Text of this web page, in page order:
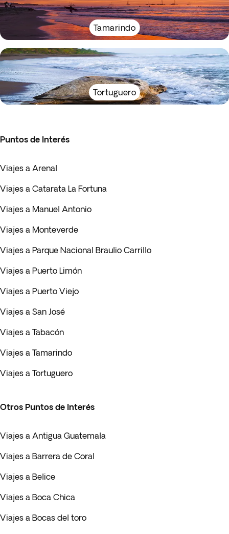
Tamarindo
Tortuguero
Puntos de Interés
Viajes a Arenal
Viajes a Catarata La Fortuna
Viajes a Manuel Antonio
Viajes a Monteverde
Viajes a Parque Nacional Braulio Carrillo
Viajes a Puerto Limón
Viajes a Puerto Viejo
Viajes a San José
Viajes a Tabacón
Viajes a Tamarindo
Viajes a Tortuguero
Otros Puntos de Interés
Viajes a Antigua Guatemala
Viajes a Barrera de Coral
Viajes a Belice
Viajes a Boca Chica
Viajes a Bocas del toro